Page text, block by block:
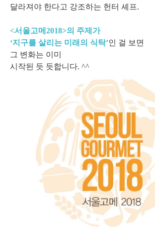
달라져야 한다고 강조하는 헌터 셰프.
<서울고메2018>의 주제가
‘지구를 살리는 미래의 식탁’인 걸 보면
그 변화는 이미
시작된 듯 듯합니다. ^^